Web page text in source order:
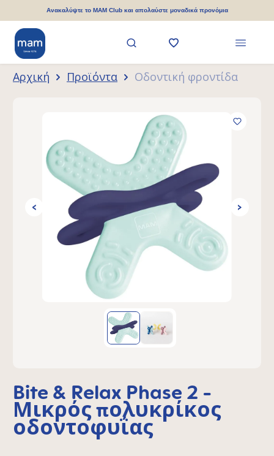
περιεχόμενο
Ανακαλύψτε το MAM Club και απολαύστε μοναδικά προνόμια
Αρχική Προϊόντα Οδοντική φροντίδα
Bite & Relax Phase 2 -
Μικρός πολυκρίκος
οδοντοφυΐας